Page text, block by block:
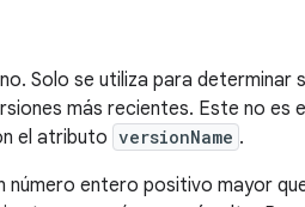
Solo se utiliza para
más recientes. Este no es
el atributo versionName .
número entero positivo mayor